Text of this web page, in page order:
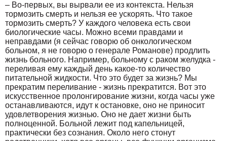
– Во-первых, вы вырвали ее из контекста. Нельзя
тормозить смерть и нельзя ее ускорять. Что такое
тормозить смерть? У каждого человека есть свои
биологические часы. Можно всеми правдами и
неправдами (я сейчас говорю об онкологическом
больном, я не говорю о генерале Романове) продлить
жизнь больного. Например, больному с раком желудка -
переливая ему каждый день какое-то количество
питательной жидкости. Что это будет за жизнь? Мы
прекратим переливание - жизнь прекратится. Вот это
искусственное пролонгирование жизни, когда часы уже
останавливаются, идут к остановке, оно не приносит
удовлетворения жизнью. Оно не дает жизни быть
полноценной. Больной лежит под капельницей,
практически без сознания. Около него стонут